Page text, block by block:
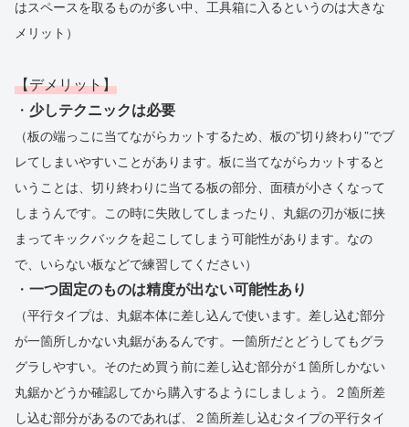
はスペースを取るものが多い中、工具箱に入るというのは大きな
メリット）
【デメリット】
・ 少しテクニックは必要
（板の端っこに当てながらカットするため、板の”切り終わり”でブ
レてしまいやすいことがあります。板に当てながらカットすると
いうことは、切り終わりに当てる板の部分、面積が小さくなって
しまうんです。この時に失敗してしまったり、丸鋸の刃が板に挟
まってキックバックを起こしてしまう可能性があります。なの
で、いらない板などで練習してください）
・ 一つ固定のものは精度が出ない可能性あり
（平行タイプは、丸鋸本体に差し込んで使います。差し込む部分
が一箇所しかない丸鋸があるんです。一箇所だとどうしてもグラ
グラしやすい。そのため買う前に差し込む部分が１箇所しかない
丸鋸かどうか確認してから購入するようにしましょう。２箇所差
し込む部分があるのであれば、２箇所差し込むタイプの平行タイ